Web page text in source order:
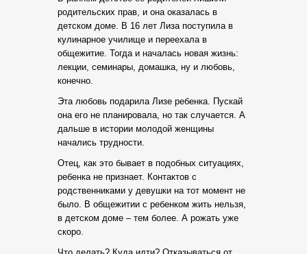
родительских прав, и она оказалась в
детском доме. В 16 лет Лиза поступила в
кулинарное училище и переехала в
общежитие. Тогда и началась новая жизнь:
лекции, семинары, домашка, ну и любовь,
конечно.
Эта любовь подарила Лизе ребенка. Пускай
она его не планировала, но так случается. А
дальше в истории молодой женщины
начались трудности.
Отец, как это бывает в подобных ситуациях,
ребенка не признает. Контактов с
родственниками у девушки на тот момент не
было. В общежитии с ребенком жить нельзя,
в детском доме – тем более. А рожать уже
скоро.